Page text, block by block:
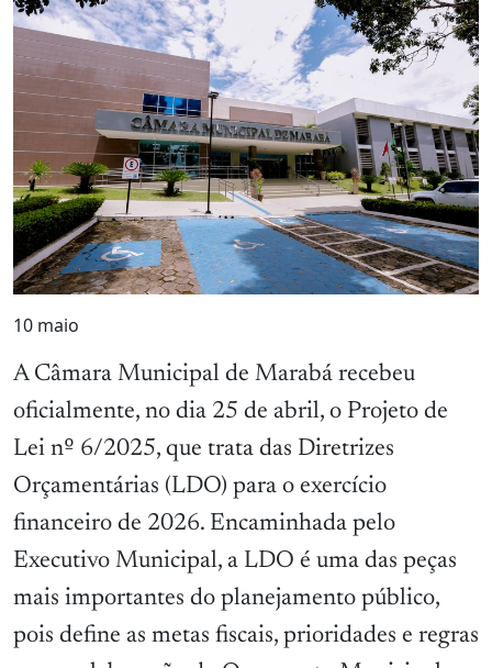
10 maio
A Câmara Municipal de Marabá recebeu
oficialmente, no dia 25 de abril, o Projeto de
Lei nº 6/2025, que trata das Diretrizes
Orçamentárias (LDO) para o exercício
financeiro de 2026. Encaminhada pelo
Executivo Municipal, a LDO é uma das peças
mais importantes do planejamento público,
pois define as metas fiscais, prioridades e regras